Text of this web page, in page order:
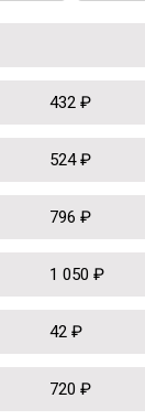
432 ₽
524 ₽
796 ₽
1 050 ₽
42 ₽
720 ₽